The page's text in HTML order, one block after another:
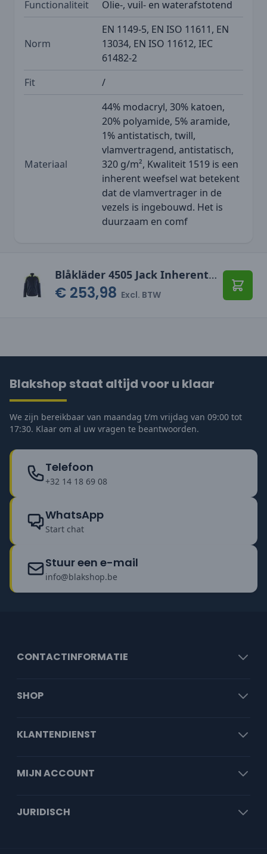
Functionaliteit
Olie-, vuil- en waterafstotend
Norm
EN 1149-5, EN ISO 11611, EN
13034, EN ISO 11612, IEC
61482-2
Fit
/
Materiaal
44% modacryl, 30% katoen,
20% polyamide, 5% aramide,
1% antistatisch, twill,
vlamvertragend, antistatisch,
320 g/m², Kwaliteit 1519 is een
inherent weefsel wat betekent
dat de vlamvertrager in de
vezels is ingebouwd. Het is
duurzaam en comf
Blåkläder 4505 Jack Inherent Steel
€ 253,98 Excl. BTW
Blakshop staat altijd voor u klaar
We zijn bereikbaar van maandag t/m vrijdag van 09:00 tot
17:30. Klaar om al uw vragen te beantwoorden.
Telefoon
+32 14 18 69 08
WhatsApp
Start chat
Stuur een e-mail
info@blakshop.be
CONTACTINFORMATIE
SHOP
KLANTENDIENST
MIJN ACCOUNT
JURIDISCH